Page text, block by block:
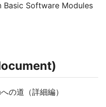
Basic Software Modules
の道（詳細編）